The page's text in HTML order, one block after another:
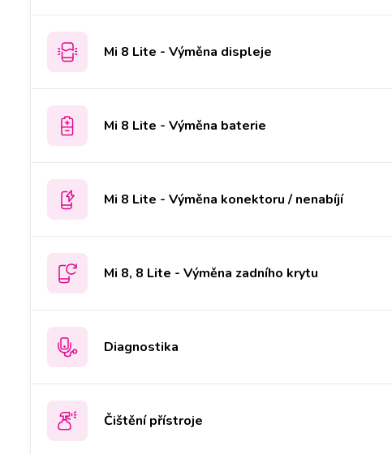
Mi 8 Lite - Výměna displeje
Mi 8 Lite - Výměna baterie
Mi 8 Lite - Výměna konektoru / nenabíjí
Mi 8, 8 Lite - Výměna zadního krytu
Diagnostika
Čištění přístroje